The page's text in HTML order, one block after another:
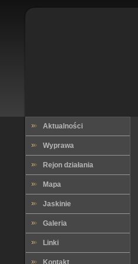
Aktualności
Wyprawa
Rejon działania
Mapa
Jaskinie
Galeria
Linki
Kontakt